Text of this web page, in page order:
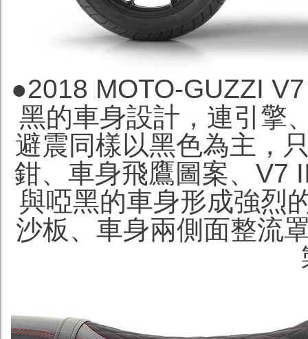
●2018 MOTO-GUZZI
黑的車身設計，連引擎
避震同樣以黑色為主，
鉗、車身飛鷹圖案、V7
與啞黑的車身形成強烈
沙板、車身兩側面整流